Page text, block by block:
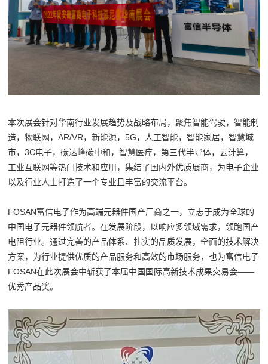
本次展会针对华南行业发展趋势及战略布局，聚焦智能驾驶，智能制
造，物联网，AR/VR，新能源，5G，人工智能，智能家居，智慧城
市，3C电子，碳达峰碳中和，智慧医疗，第三代半导体，云计算，
工业互联网等热门技术和应用，集结了国内外优质展商，为电子企业
以及行业人士打造了一个专业且丰富的交流平台。
FOSAN富信电子作为高端元器件国产厂商之一，立志于成为全球的
中国电子元器件领航者。在发展阶段，以响应多领域需求，领跑国产
电阻行业。通过完善的产品体系、扎实的品质发展，全面的技术解决
方案，为行业提供优质的产品服务和高效的市场服务，也为富信电子
FOSAN在此次展会中斩获了本届中国国际高新技术成果交易会——
优秀产品奖。